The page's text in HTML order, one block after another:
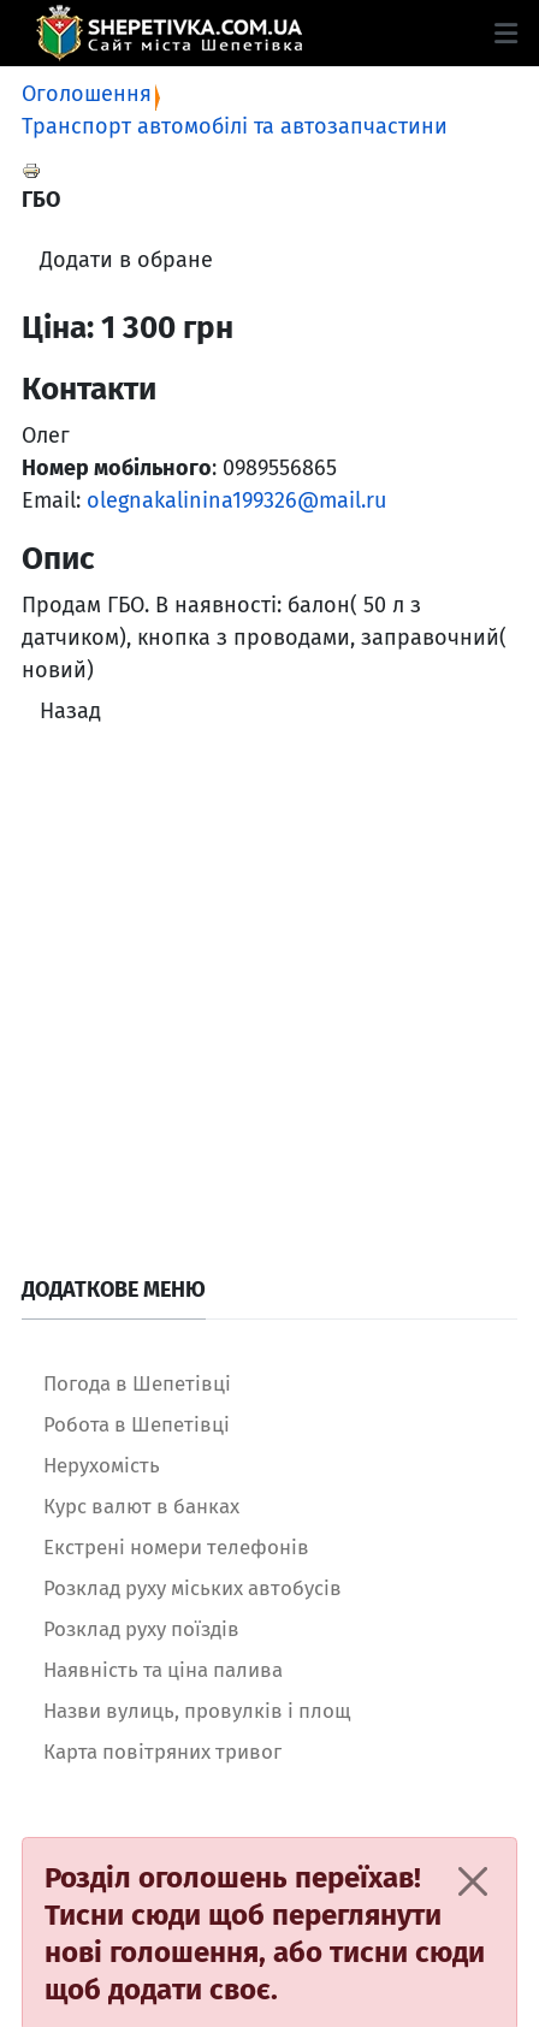
Оголошення
Транспорт автомобілі та автозапчастини
ГБО
Додати в обране
Ціна: 1 300 грн
Контакти
Олег
Номер мобільного: 0989556865
Email: olegnakalinina199326@mail.ru
Опис
Продам ГБО. В наявності: балон( 50 л з
датчиком), кнопка з проводами, заправочний(
новий)
Назад
ДОДАТКОВЕ МЕНЮ
Погода в Шепетівці
Робота в Шепетівці
Нерухомість
Курс валют в банках
Екстрені номери телефонів
Розклад руху міських автобусів
Розклад руху поїздів
Наявність та ціна палива
Назви вулиць, провулків і площ
Карта повітряних тривог
Розділ оголошень переїхав!
Тисни сюди щоб переглянути
нові голошення, або тисни сюди
щоб додати своє.